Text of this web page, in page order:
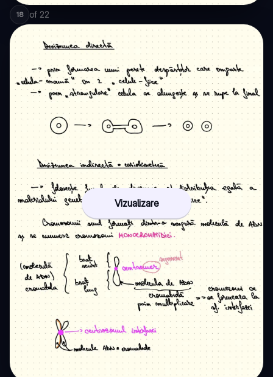
18 of 22
Vizualizare